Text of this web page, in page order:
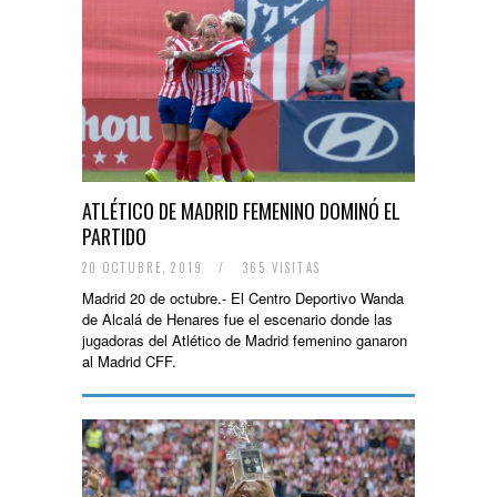
ATLÉTICO DE MADRID FEMENINO DOMINÓ EL
PARTIDO
20 OCTUBRE, 2019 / 365 VISITAS
Madrid 20 de octubre.- El Centro Deportivo Wanda
de Alcalá de Henares fue el escenario donde las
jugadoras del Atlético de Madrid femenino ganaron
al Madrid CFF.